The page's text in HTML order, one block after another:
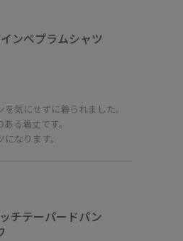
ンペプラムシャツ
気にせずに着られました。
る着丈です。
なります。
チテーパードパン